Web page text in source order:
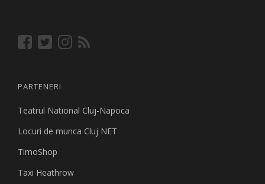
PARTENERI
Teatrul National Cluj-Napoca
Locuri de munca Cluj NET
TimoShop
Taxi Heathrow